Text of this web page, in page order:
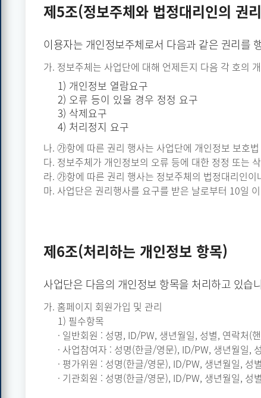
제5조(정보주체와 법정대리인의 권
이용자는 개인정보주체로서 다음과 같은 권리를
가. 정보주체는 사업단에 대해 언제든지 다음 각 호의
1) 개인정보 열람요구
2) 오류 등이 있을 경우 정정 요구
3) 삭제요구
4) 처리정지 요구
나. ㉮항에 따른 권리 행사는 사업단에 개인정보 보호
다. 정보주체가 개인정보의 오류 등에 대한 정정 또는
라. ㉮항에 따른 권리 행사는 정보주체의 법정대리인
마. 사업단은 권리행사를 요구를 받은 날로부터 10일
제6조(처리하는 개인정보 항목)
사업단은 다음의 개인정보 항목을 처리하고 있습
가. 홈페이지 회원가입 및 관리
1) 필수항목
· 일반회원 : 성명, ID/PW, 생년월일, 성별, 연락처(
· 사업참여자 : 성명(한글/영문), ID/PW, 생년월일,
· 평가위원 : 성명(한글/영문), ID/PW, 생년월일,
· 기관회원 : 성명(한글/영문), ID/PW, 생년월일,